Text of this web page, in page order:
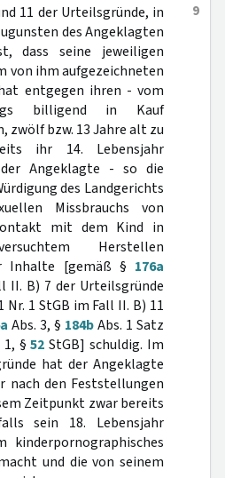
9
11 der Urteilsgründe, in
des Angeklagten
dass seine jeweiligen
von ihm aufgezeichneten
entgegen ihren - vom
billigend in Kauf
zwölf bzw. 13 Jahre alt zu
ihr 14. Lebensjahr
Angeklagte - so die
des Landgerichts
Missbrauchs von
mit dem Kind in
Herstellen
Inhalte [gemäß § 176a
II. B) 7 der Urteilsgründe
Nr. 1 StGB im Fall II. B) 11
Abs. 3, § 184bAbs. 1 Satz
1, §52 StGB] schuldig. Im
hat der Angeklagte
nach den Feststellungen
Zeitpunkt zwar bereits
sein 18. Lebensjahr
und die von seinem